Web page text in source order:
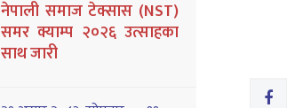
नेपाली समाज टेक्सास (NST)
समर क्याम्प २०२६ उत्साहका
साथ जारी